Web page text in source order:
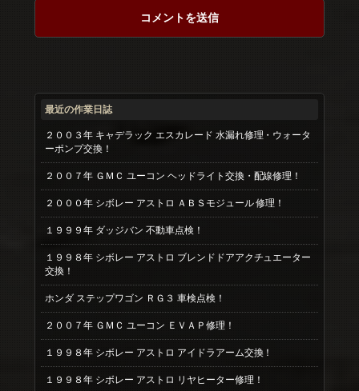
最近の作業日誌
２００３年 キャデラック エスカレード 水漏れ修理・ウォータ
ーポンプ交換！
２００７年 ＧＭＣ ユーコン ヘッドライト交換・配線修理！
２０００年 シボレー アストロ ＡＢＳモジュール 修理！
１９９９年 ダッジバン 不動車点検！
１９９８年 シボレー アストロ ブレンドドアアクチュエーター
交換！
ホンダ ステップワゴン ＲＧ３ 車検点検！
２００７年 ＧＭＣ ユーコン ＥＶＡＰ修理！
１９９８年 シボレー アストロ アイドラアーム交換！
１９９８年 シボレー アストロ リヤヒーター修理！